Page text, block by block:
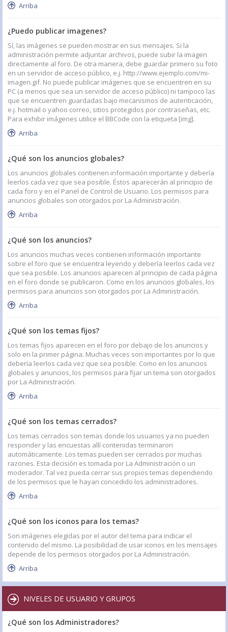
Arriba
¿Puedo publicar imagenes?
Sí, las imágenes se pueden mostrar en sus mensajes. Si la
administración permite adjuntar archivos, puede subir la imagen
directamente al foro. De otra manera, debe guardar primero su foto
en un servidor de acceso público, e.j. http://www.ejemplo.com/mi-
imagen.gif. No puede publicar imágenes que se encuentren en su
PC (a menos que sea un servidor de acceso público) ni tampoco las
que se encuentren guardadas bajo mecanismos de autenticación,
e.j. hotmail o yahoo correo, sitios protegidos por contraseñas, etc.
Para exhibir imágenes utilice el BBCode con la etiqueta [img].
Arriba
¿Qué son los anuncios globales?
Los anuncios globales contienen información importante y debería
leerlos cada vez que sea posible. Éstos aparecerán al principio de
cada foro y en el Panel de Control de Usuario. Los permisos para
anuncios globales son otorgados por La Administración.
Arriba
¿Qué son los anuncios?
Los anuncios muchas veces contienen información importante
sobre el foro que se encuentra leyendo y debería leerlos cada vez
que sea posible. Los anuncios aparecen al principio de cada página
en el foro donde se publicaron. Como en los anuncios globales, los
permisos para anuncios son otorgados por La Administración.
Arriba
¿Qué son los temas fijos?
Los temas fijos aparecen en el foro por debajo de los anuncios y
solo en la primer página. Muchas veces son importantes por lo que
debería leerlos cada vez que sea posible. Como en los anuncios
globales y anuncios, los permisos para fijar un tema son otorgados
por La Administración.
Arriba
¿Qué son los temas cerrados?
Los temas cerrados son temas donde los usuarios ya no pueden
responder y las encuestas allí contenidas terminaron
automáticamente. Los temas pueden ser cerrados por muchas
razones. Esta decisión es tomada por La Administración o un
moderador. Tal vez pueda cerrar sus propios temas dependiendo
de los permisos que le hayan concedido los administradores.
Arriba
¿Qué son los iconos para los temas?
Son imágenes elegidas por el autor del tema para indicar el
contenido del mismo. La posibilidad de usar iconos en los mensajes
depende de los permisos otorgados por La Administración.
Arriba
NIVELES DE USUARIO Y GRUPOS
¿Qué son los Administradores?